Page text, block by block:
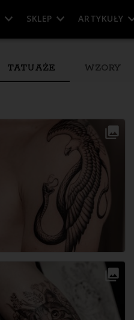
SKLEP ARTYKUŁY
TATUAŻE WZORY